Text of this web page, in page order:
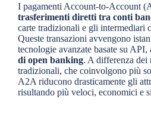
I pagamenti Account-to-Account
trasferimenti diretti tra conti
carte tradizionali e gli intermediari
Queste transazioni avvengono
tecnologie avanzate basate su API,
di open banking. A differenza dei
tradizionali, che coinvolgono più
A2A riducono drasticamente gli
risultando più veloci, economici e